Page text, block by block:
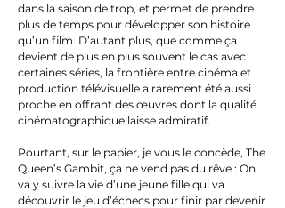
dans la saison de trop, et permet de prendre
plus de temps pour développer son histoire
qu’un film. D’autant plus, que comme ça
devient de plus en plus souvent le cas avec
certaines séries, la frontière entre cinéma et
production télévisuelle a rarement été aussi
proche en offrant des œuvres dont la qualité
cinématographique laisse admiratif.
Pourtant, sur le papier, je vous le concède, The
Queen’s Gambit, ça ne vend pas du rêve : On
va y suivre la vie d’une jeune fille qui va
découvrir le jeu d’échecs pour finir par devenir